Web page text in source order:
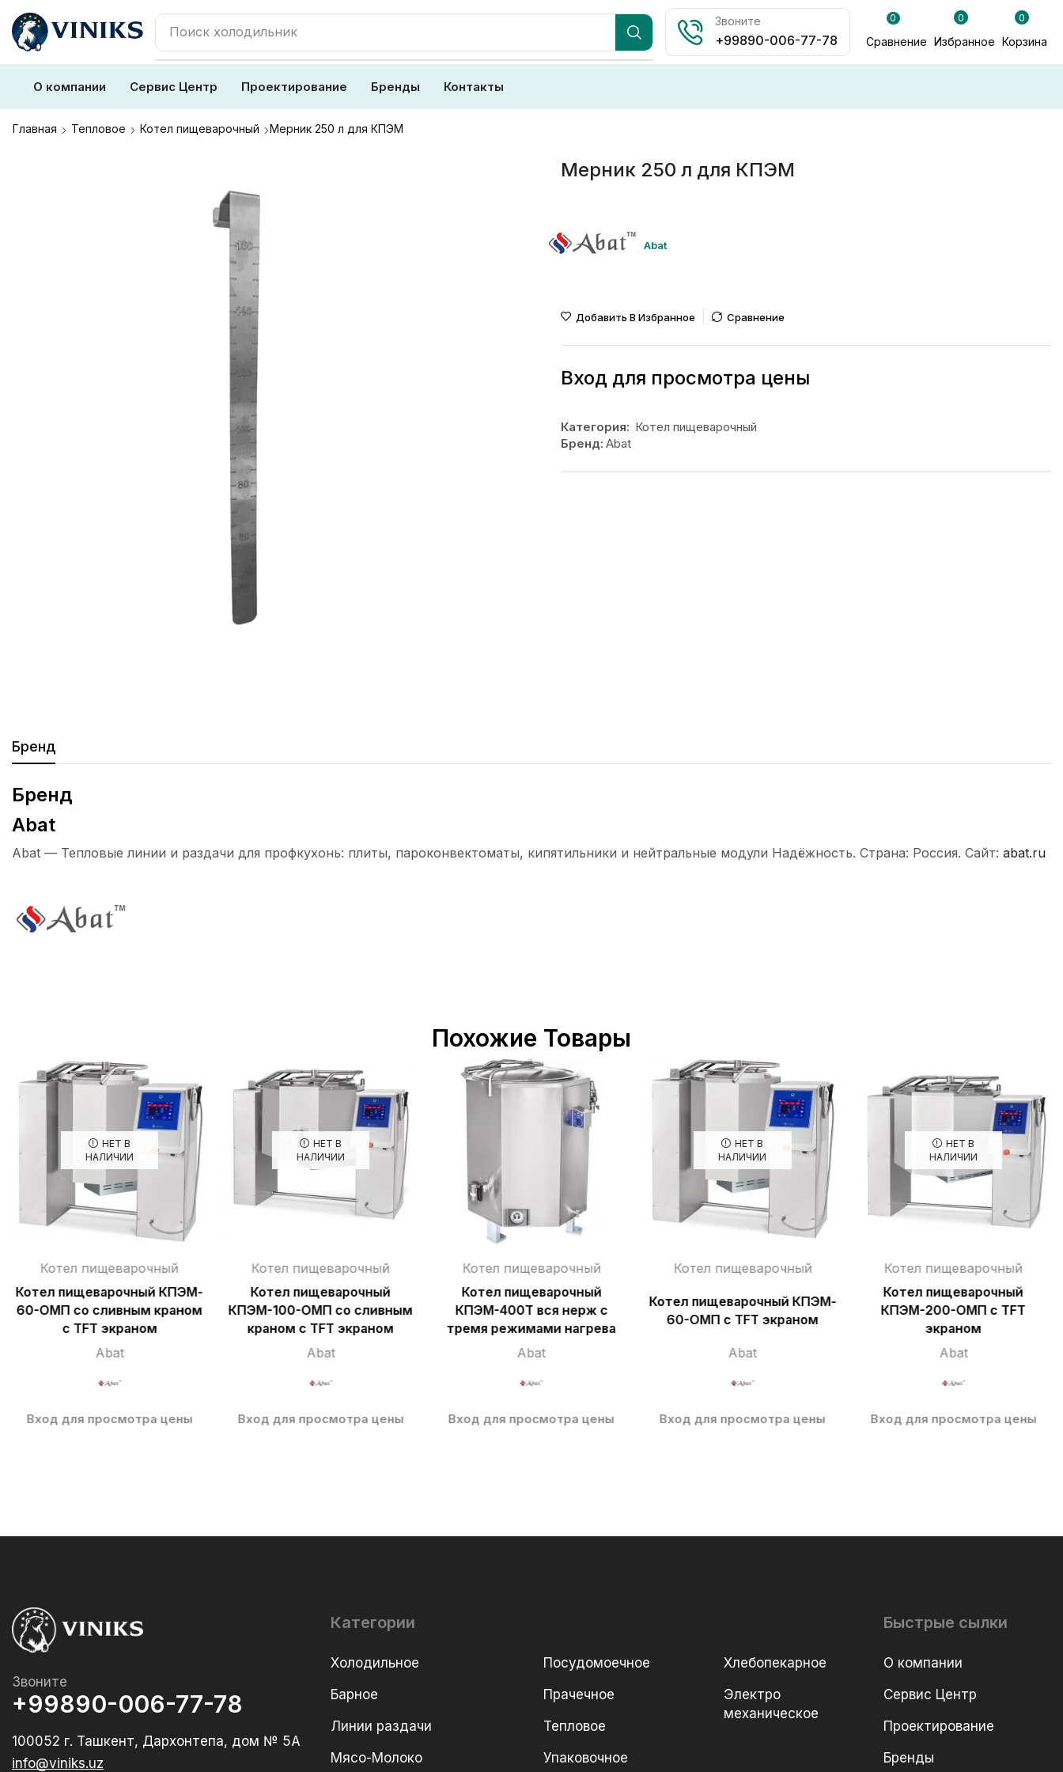
Поиск плита
Звоните
+99890-006-77-78
0
Сравнение
0
Избранное
0
Корзина
О компании Сервис Центр Проектирование Бренды Контакты
Главная Тепловое Котел пищеварочный Мерник 250 л для КПЭМ
Мерник 250 л для КПЭМ
Abat
Добавить В Избранное Сравнение
Вход для просмотра цены
Категория: Котел пищеварочный
Бренд: Abat
Бренд
Бренд
Abat
Abat — Тепловые линии и раздачи для профкухонь: плиты, пароконвектоматы, кипятильники и нейтральные модули Надёжность. Страна: Россия. Сайт: abat.ru
Похожие Товары
НЕТ В
НАЛИЧИИ
Котел пищеварочный
Котел пищеварочный КПЭМ-
60-ОМП со сливным краном
с TFT экраном
Abat
Вход для просмотра цены
НЕТ В
НАЛИЧИИ
Котел пищеварочный
Котел пищеварочный
КПЭМ-100-ОМП со сливным
краном с TFT экраном
Abat
Вход для просмотра цены
Котел пищеварочный
Котел пищеварочный
КПЭМ-400Т вся нерж с
тремя режимами нагрева
Abat
Вход для просмотра цены
НЕТ В
НАЛИЧИИ
Котел пищеварочный
Котел пищеварочный КПЭМ-
60-ОМП c TFT экраном
Abat
Вход для просмотра цены
НЕТ В
НАЛИЧИИ
Котел пищеварочный
Котел пищеварочный
КПЭМ-200-ОМП с TFT
экраном
Abat
Вход для просмотра цены
Звоните
+99890-006-77-78
100052 г. Ташкент, Дархонтепа, дом № 5А
info@viniks.uz
Категории
Холодильное
Барное
Линии раздачи
Мясо-Молоко
Посудомоечное
Прачечное
Тепловое
Упаковочное
Хлебопекарное
Электро
механическое
Быстрые сылки
О компании
Сервис Центр
Проектирование
Бренды